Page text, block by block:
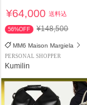
¥64,000送料込
56%OFF ¥148,500
MM6 Maison Margiela
PERSONAL SHOPPER
Kumilin